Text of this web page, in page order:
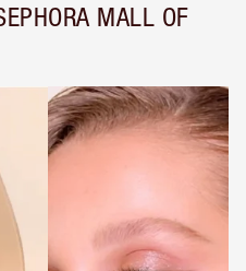
MALL OF